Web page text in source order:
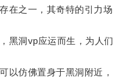
之一，其奇特的引力场
洞vp应运而生，为人们
仿佛置身于黑洞附近，